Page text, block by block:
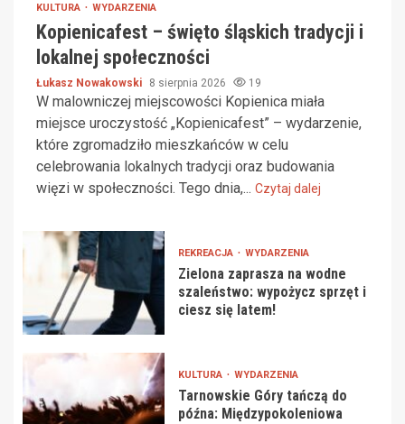
KULTURA WYDARZENIA
Kopienicafest – święto śląskich tradycji i
lokalnej społeczności
Łukasz Nowakowski 8 sierpnia 2026 19
W malowniczej miejscowości Kopienica miała
miejsce uroczystość „Kopienicafest” – wydarzenie,
które zgromadziło mieszkańców w celu
celebrowania lokalnych tradycji oraz budowania
więzi w społeczności. Tego dnia,... Czytaj dalej
REKREACJA WYDARZENIA
Zielona zaprasza na wodne
szaleństwo: wypożycz sprzęt i
ciesz się latem!
KULTURA WYDARZENIA
Tarnowskie Góry tańczą do
późna: Międzypokoleniowa